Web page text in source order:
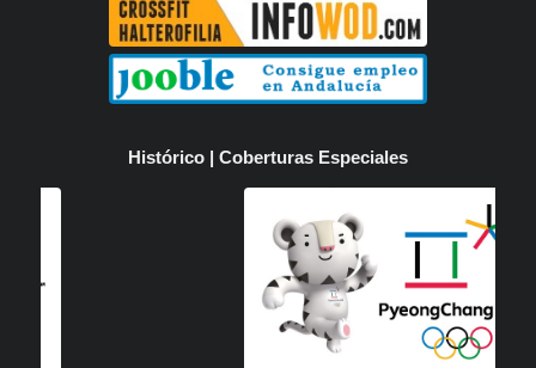
Histórico | Coberturas Especiales